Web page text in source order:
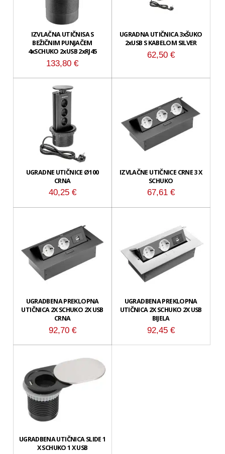
IZVLAČNA UTIČNISA S
BEŽIČNIM PUNJAČEM
4xSCHUKO 2xUSB 2xRJ45
133,80€
UGRADNA UTIČNICA 3xŠUKO
2xUSB S KABELOM SILVER
62,50€
UGRADNE UTIČNICE Ø100
CRNA
40,25 €
IZVLAČNE UTIČNICE CRNE 3 X
SCHUKO
67,61€
UGRADBENA PREKLOPNA
UTIČNICA 2X SCHUKO 2X USB
CRNA
92,70 €
UGRADBENA PREKLOPNA
UTIČNICA 2X SCHUKO 2X USB
BIJELA
92,45€
UGRADBENA UTIČNICA SLIDE 1
X SCHUKO 1 X USB